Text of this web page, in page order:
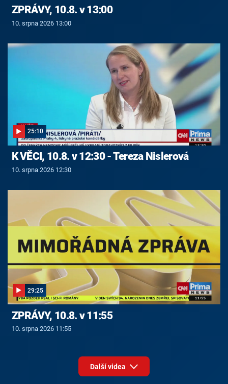
ZPRÁVY, 10.8. v 13:00
10. srpna 2026 13:00
25:10
K VĚCI, 10.8. v 12:30 - Tereza Nislerová
10. srpna 2026 12:30
29:25
ZPRÁVY, 10.8. v 11:55
10. srpna 2026 11:55
Další videa